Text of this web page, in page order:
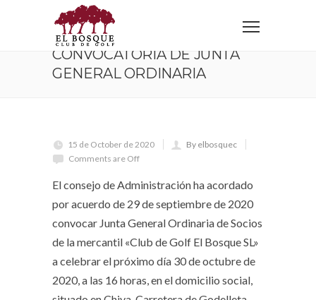
Home
Sin categoría
Convocatoria de Junta General Ordinaria
CONVOCATORIA DE JUNTA
GENERAL ORDINARIA
15 de October de 2020
By elbosquec
Comments are Off
El consejo de Administración ha acordado
por acuerdo de 29 de septiembre de 2020
convocar Junta General Ordinaria de Socios
de la mercantil «Club de Golf El Bosque SL»
a celebrar el próximo día 30 de octubre de
2020, a las 16 horas, en el domicilio social,